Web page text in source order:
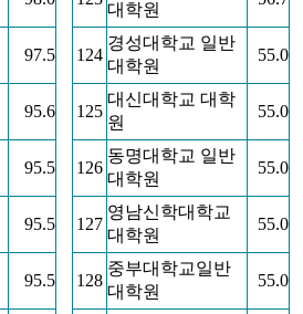
대학원
97.5 124
경성대학교 일반
대학원
55.0
95.6 125
대신대학교 대학
원
55.0
95.5 126
동명대학교 일반
대학원
55.0
95.5 127
영남신학대학교
대학원
55.0
95.5 128
중부대학교일반
대학원
55.0